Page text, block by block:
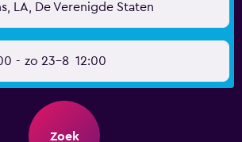
LA, De Verenigde Staten
- zo 23-8 12:00
Zoek